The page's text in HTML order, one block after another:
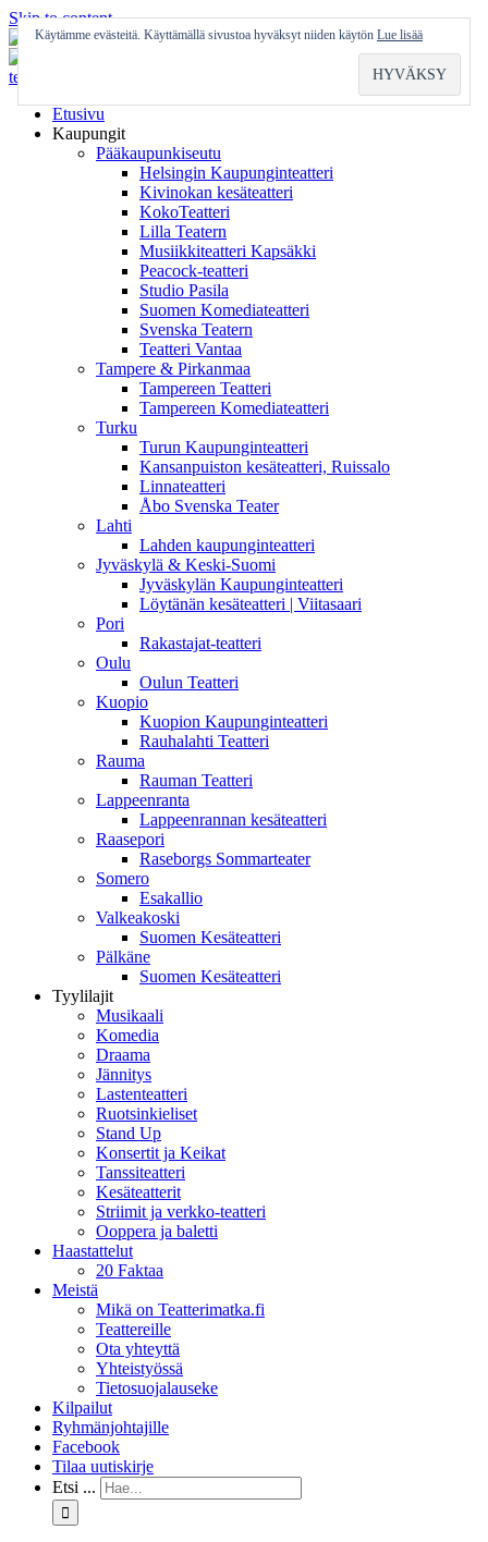
Skip to content
Etusivu
Kaupungit
Pääkaupunkiseutu
Helsingin Kaupunginteatteri
Kivinokan kesäteatteri
KokoTeatteri
Lilla Teatern
Musiikkiteatteri Kapsäkki
Peacock-teatteri
Studio Pasila
Suomen Komediateatteri
Svenska Teatern
Teatteri Vantaa
Tampere & Pirkanmaa
Tampereen Teatteri
Tampereen Komediateatteri
Turku
Turun Kaupunginteatteri
Kansanpuiston kesäteatteri, Ruissalo
Linnateatteri
Åbo Svenska Teater
Lahti
Lahden kaupunginteatteri
Jyväskylä & Keski-Suomi
Jyväskylän Kaupunginteatteri
Löytänän kesäteatteri | Viitasaari
Pori
Rakastajat-teatteri
Oulu
Oulun Teatteri
Kuopio
Kuopion Kaupunginteatteri
Rauhalahti Teatteri
Rauma
Rauman Teatteri
Lappeenranta
Lappeenrannan kesäteatteri
Raasepori
Raseborgs Sommarteater
Somero
Esakallio
Valkeakoski
Suomen Kesäteatteri
Pälkäne
Suomen Kesäteatteri
Tyylilajit
Musikaali
Komedia
Draama
Jännitys
Lastenteatteri
Ruotsinkieliset
Stand Up
Konsertit ja Keikat
Tanssiteatteri
Kesäteatterit
Striimit ja verkko-teatteri
Ooppera ja baletti
Haastattelut
20 Faktaa
Meistä
Mikä on Teatterimatka.fi
Teattereille
Ota yhteyttä
Yhteistyössä
Tietosuojalauseke
Kilpailut
Ryhmänjohtajille
Facebook
Tilaa uutiskirje
Etsi ...
Käytämme evästeitä. Käyttämällä sivustoa hyväksyt niiden käytön Lue lisää